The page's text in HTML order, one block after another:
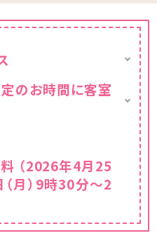
のお時間に客室
（2026年4月25
月）9時30分～2